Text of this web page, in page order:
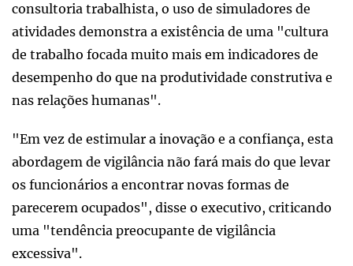
consultoria trabalhista, o uso de simuladores de
atividades demonstra a existência de uma "cultura
de trabalho focada muito mais em indicadores de
desempenho do que na produtividade construtiva e
nas relações humanas".
"Em vez de estimular a inovação e a confiança, esta
abordagem de vigilância não fará mais do que levar
os funcionários a encontrar novas formas de
parecerem ocupados", disse o executivo, criticando
uma "tendência preocupante de vigilância
excessiva".